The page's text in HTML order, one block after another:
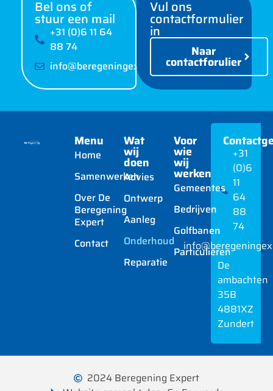
Bel ons of
stuur een mail
+31 (0)6 11 64
88 74
info@beregeningexpert.nl
Vul ons
contactformulier
in
Naar
contactforulier
Menu
Home
Samenwerken
Over De
Beregening
Expert
Contact
Wat
wij
doen
Advies
Ontwerp
Aanleg
Onderhoud
Reparatie
Voor
wie
wij
werken
Gemeentes
Bedrijven
Golfbanen
Particulieren
+31
(0)6
11
64
88
74
De
ambachten
35B
4881XZ
Zundert
2024 Beregening Expert